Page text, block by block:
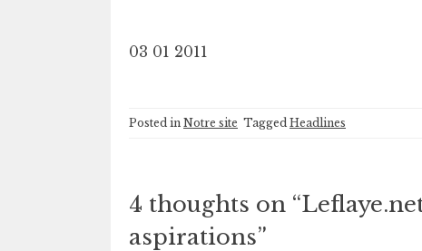
03 01 2011
Posted in Notre site Tagged Headlines
4 thoughts on “
aspirations”